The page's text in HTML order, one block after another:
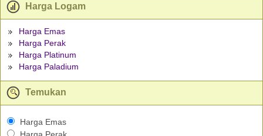
Harga Logam
Harga Emas
Harga Perak
Harga Platinum
Harga Paladium
Temukan
Harga Emas